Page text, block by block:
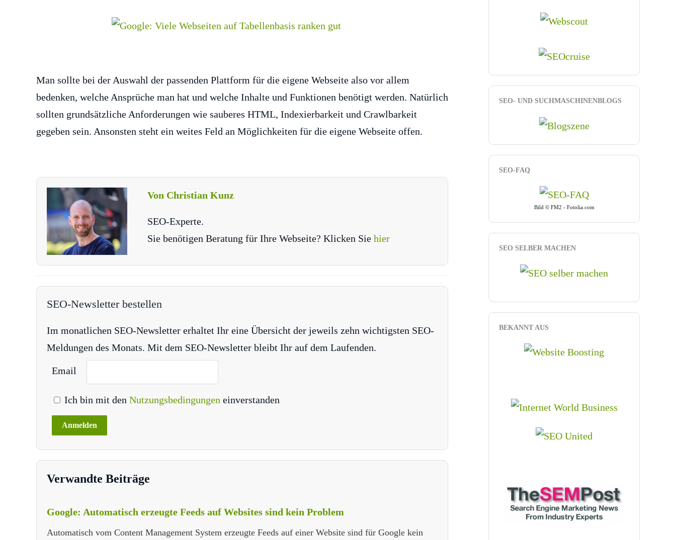
Man sollte bei der Auswahl der passenden Plattform für die eigene Webseite also vor allem
bedenken, welche Ansprüche man hat und welche Inhalte und Funktionen benötigt werden. Natürlich
sollten grundsätzliche Anforderungen wie sauberes HTML, Indexierbarkeit und Crawlbarkeit
gegeben sein. Ansonsten steht ein weites Feld an Möglichkeiten für die eigene Webseite offen.
Von Christian Kunz
SEO-Experte.
Sie benötigen Beratung für Ihre Webseite? Klicken Sie hier
SEO-Newsletter bestellen
Im monatlichen SEO-Newsletter erhaltet Ihr eine Übersicht der jeweils zehn wichtigsten SEO-
Meldungen des Monats. Mit dem SEO-Newsletter bleibt Ihr auf dem Laufenden.
Email
Ich bin mit den Nutzungsbedingungen einverstanden
Verwandte Beiträge
Google: Automatisch erzeugte Feeds auf Websites sind kein Problem
Automatisch vom Content Management System erzeugte Feeds auf einer Website sind für Google kein
SEO- UND SUCHMASCHINENBLOGS
SEO-FAQ
Bild © FM2 - Fotolia.com
SEO SELBER MACHEN
BEKANNT AUS